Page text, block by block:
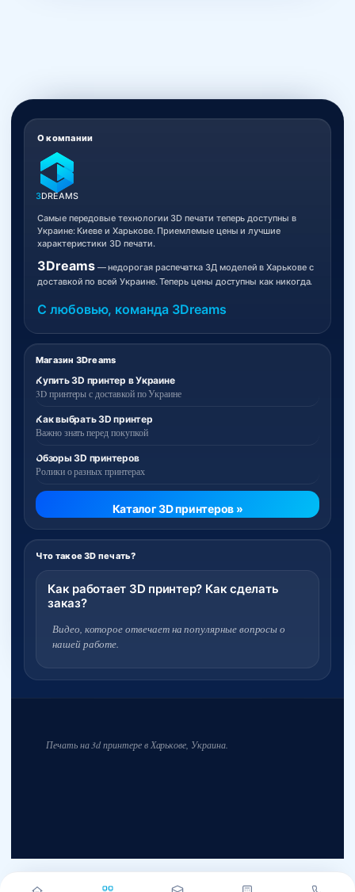
Магазин 3Dreams
Купить 3D принтер в Украине
3D принтеры с доставкой по Украине
Как выбрать 3D принтер
Важно знать перед покупкой
Обзоры 3D принтеров
Ролики о разных принтерах
Каталог 3D принтеров »
Что такое 3D печать?
Как работает 3D принтер? Как сделать
заказ?
Видео, которое отвечает на популярные вопросы о
нашей работе.
О компании
3DREAMS
Самые передовые технологии 3D печати теперь доступны в
Украине: Киеве и Харькове. Приемлемые цены и лучшие
характеристики 3D печати.
3Dreams— недорогая распечатка 3Д моделей в Харькове с
доставкой по всей Украине. Теперь цены доступны как никогда.
С любовью, команда 3Dreams
Печать на 3d принтере в Харькове, Украина.